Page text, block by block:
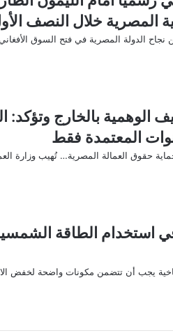
المصرية خلال النصف الأول
نجاح الدولة المصرية في فتح السوق
الوهمية بالخارج وتؤكد:
المعتمدة فقط
حقوق العمالة المصرية… تُهيب وزارة
في استخدام الطاقة
يجب أن تتضمن مكونات واضحة لخفض